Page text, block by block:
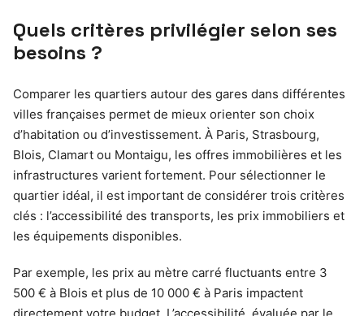
Quels critères privilégier selon ses
besoins ?
Comparer les quartiers autour des gares dans différentes
villes françaises permet de mieux orienter son choix
d’habitation ou d’investissement. À Paris, Strasbourg,
Blois, Clamart ou Montaigu, les offres immobilières et les
infrastructures varient fortement. Pour sélectionner le
quartier idéal, il est important de considérer trois critères
clés : l’accessibilité des transports, les prix immobiliers et
les équipements disponibles.
Par exemple, les prix au mètre carré fluctuants entre 3
500 € à Blois et plus de 10 000 € à Paris impactent